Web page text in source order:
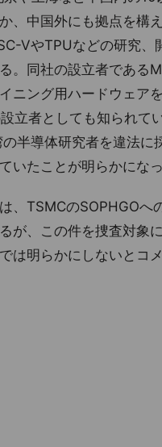
、中国外にも拠点を構
VやTPUなどの研究、
。同社の設立者である
ニング用ハードウェア
設立者としても知られて
半導体研究者を違法に
いたことが明らかになっ
、TSMCのSOPHGOへ
が、この件を捜査対象
は明らかにしないとコ